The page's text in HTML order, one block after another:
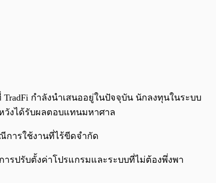
กำลังนำเสนออยู่ในปัจจุบัน นักลงทุนในระบบ
วังได้รับผลตอบแทนมหาศาล
การใช้งานที่ไร้ขีดจำกัด
รปรับตั้งค่าโปรแกรมและระบบที่ไม่ต้องพึ่งพา